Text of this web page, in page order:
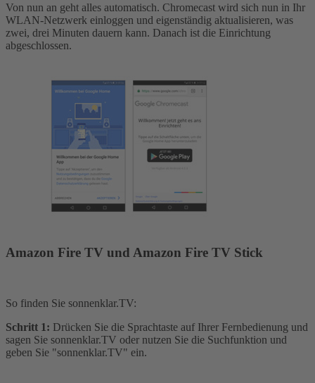
Von nun an geht alles automatisch. Chromecast wird sich nun in Ihr
WLAN-Netzwerk einloggen und eigenständig aktualisieren, was
zwei, drei Minuten dauern kann. Danach ist die Einrichtung
abgeschlossen.
Amazon Fire TV und Amazon Fire TV Stick
So finden Sie sonnenklar.TV:
Schritt 1: Drücken Sie die Sprachtaste auf Ihrer Fernbedienung und
sagen Sie sonnenklar.TV oder nutzen Sie die Suchfunktion und
geben Sie "sonnenklar.TV" ein.